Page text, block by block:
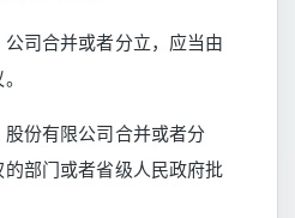
合并或者分立，应当由
有限公司合并或者分
部门或者省级人民政府批